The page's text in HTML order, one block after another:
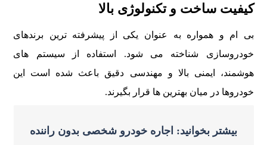
کيفيت ساخت و تکنولوژی بالا
بی ام و همواره به عنوان يکی از پيشرفته ترين برندهای
خودروسازی شناخته می شود. استفاده از سيستم های
هوشمند، ايمنی بالا و مهندسی دقيق باعث شده است اين
خودروها در ميان بهترين ها قرار بگيرند.
بیشتر بخوانید: اجاره خودرو شخصی بدون راننده